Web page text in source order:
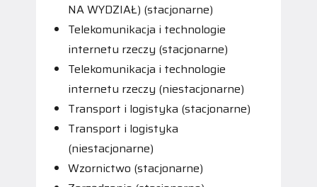
NA WYDZIAŁ) (stacjonarne)
Telekomunikacja i technologie
internetu rzeczy (stacjonarne)
Telekomunikacja i technologie
internetu rzeczy (niestacjonarne)
Transport i logistyka (stacjonarne)
Transport i logistyka
(niestacjonarne)
Wzornictwo (stacjonarne)